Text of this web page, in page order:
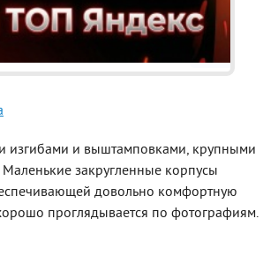
изгибами и выштамповками, крупными
закругленные корпусы
довольно комфортную
проглядывается по фотографиям.